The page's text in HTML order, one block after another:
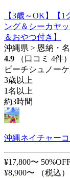
【3歳～OK】【
ング＆シーカヤ
＆おやつ付き】
沖縄県 > 恩納・
4.9
（口コミ 4件）
ビーチシュノー
3歳以上
1名以上
約3時間
沖縄ネイチャー
¥17,800〜
¥8,900〜
（税込）